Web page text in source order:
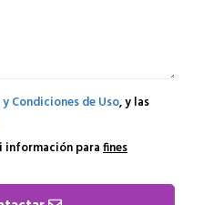
Condiciones de Uso, y las
información parafines